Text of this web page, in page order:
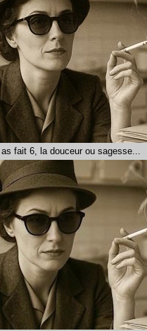
fait 6, la douceur ou sagesse...